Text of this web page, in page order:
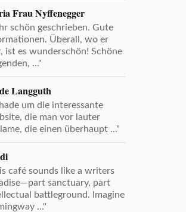
Frau Nyffenegger
schön geschrieben. Gute
Überall, wo er
ist es wunderschön! Schöne
..."
Langguth
um die interessante
die man vor lauter
die einen überhaupt ..."
café sounds like a writers
sanctuary, part
battleground. Imagine
..."